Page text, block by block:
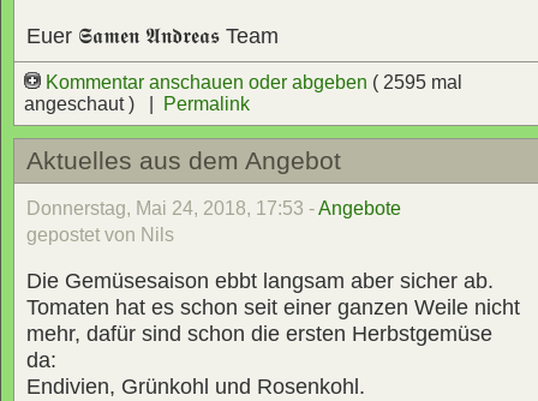
Euer 𝕾𝖆𝖒𝖊𝖓 𝕬𝖓𝖉𝖗𝖊𝖆𝖘 Team
Kommentar anschauen oder abgeben ( 2595 mal
angeschaut ) |
Permalink
Aktuelles aus dem Angebot
Donnerstag, Mai 24, 2018, 17:53 -Angebote
gepostet von Nils
Die Gemüsesaison ebbt langsam aber sicher ab.
Tomaten hat es schon seit einer ganzen Weile nicht
mehr, dafür sind schon die ersten Herbstgemüse
da:
Endivien, Grünkohl und Rosenkohl.